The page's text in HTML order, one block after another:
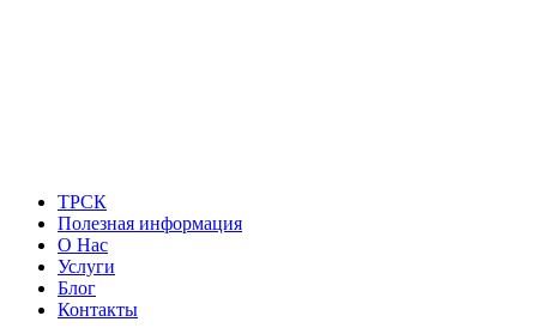
ТРСК
Полезная информация
О Нас
Услуги
Блог
Контакты